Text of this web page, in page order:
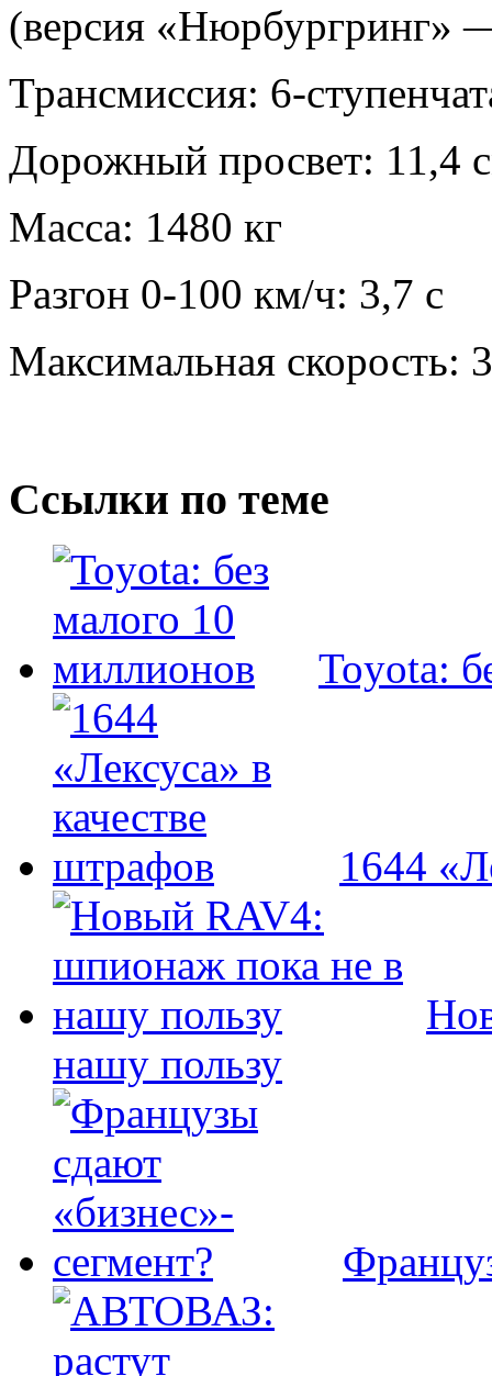
(версия «Нюрбургринг»
Трансмиссия: 6-
Дорожный просвет: 11,4
Масса: 1480 кг
Разгон 0-100 км/ч: 3,7 с
Максимальная скорость:
Ссылки по теме
Toyota:
1644
нашу пользу